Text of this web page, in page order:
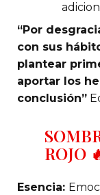
“Por
con sus
plantear
aportar los
conclusión”
ROJO
Esencia: